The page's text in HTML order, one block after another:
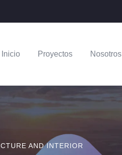
Inicio Proyectos Nosotros
AND INTERIOR